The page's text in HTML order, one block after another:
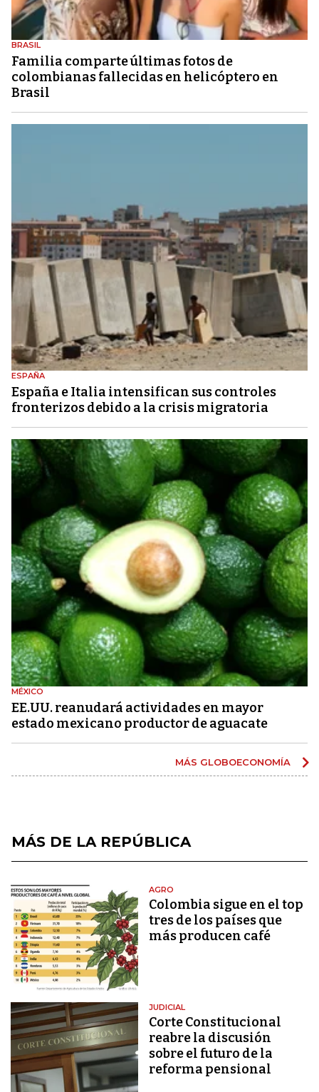
BRASIL
Familia comparte últimas fotos de
colombianas fallecidas en helicóptero en
Brasil
ESPAÑA
España e Italia intensifican sus controles
fronterizos debido a la crisis migratoria
MÉXICO
EE.UU. reanudará actividades en mayor
estado mexicano productor de aguacate
MÁS GLOBOECONOMÍA
MÁS DE LA REPÚBLICA
AGRO
Colombia sigue en el top
tres de los países que
más producen café
JUDICIAL
Corte Constitucional
reabre la discusión
sobre el futuro de la
reforma pensional